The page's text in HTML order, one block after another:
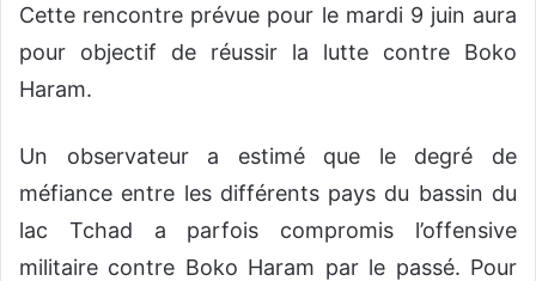
Cette rencontre prévue pour le mardi 9 juin aura
pour objectif de réussir la lutte contre Boko
Haram.
Un observateur a estimé que le degré de
méfiance entre les différents pays du bassin du
lac Tchad a parfois compromis l’offensive
militaire contre Boko Haram par le passé. Pour